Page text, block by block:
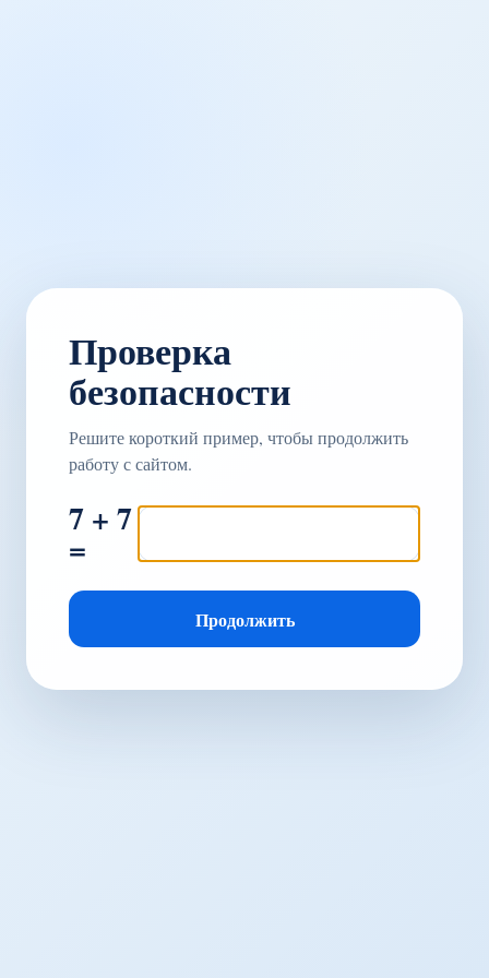
Проверка
безопасности
Решите короткий пример, чтобы продолжить
работу с сайтом.
7 + 7
=
Продолжить